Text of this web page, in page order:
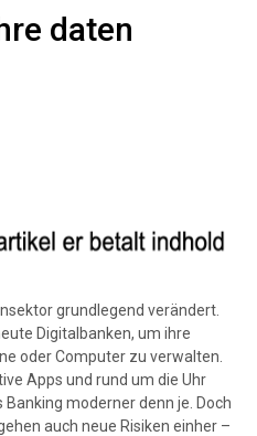
daten
grundlegend verändert.
Digitalbanken, um ihre
oder Computer zu verwalten.
Apps und rund um die Uhr
moderner denn je. Doch
auch neue Risiken einher –